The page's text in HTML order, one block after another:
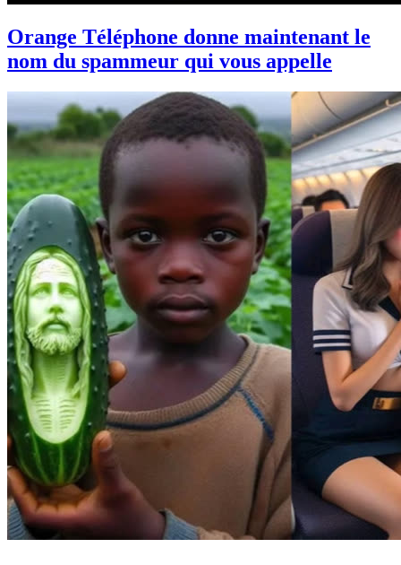
Orange Téléphone donne maintenant le
nom du spammeur qui vous appelle